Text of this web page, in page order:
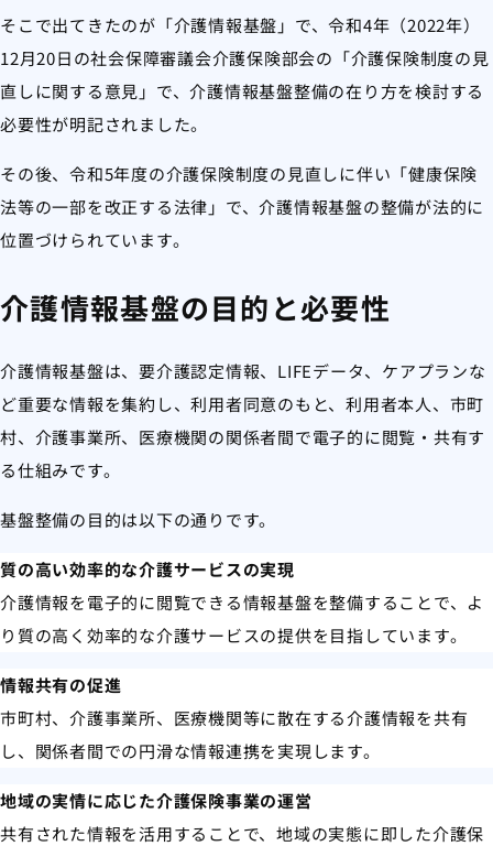
そこで出てきたのが「介護情報基盤」で、令和4年（2022年）
12月20日の社会保障審議会介護保険部会の「介護保険制度の見
直しに関する意見」で、介護情報基盤整備の在り方を検討する
必要性が明記されました。
その後、令和5年度の介護保険制度の見直しに伴い「健康保険
法等の一部を改正する法律」で、介護情報基盤の整備が法的に
位置づけられています。
介護情報基盤の目的と必要性
介護情報基盤は、要介護認定情報、LIFEデータ、ケアプランな
ど重要な情報を集約し、利用者同意のもと、利用者本人、市町
村、介護事業所、医療機関の関係者間で電子的に閲覧・共有す
る仕組みです。
基盤整備の目的は以下の通りです。
質の高い効率的な介護サービスの実現
介護情報を電子的に閲覧できる情報基盤を整備することで、よ
り質の高く効率的な介護サービスの提供を目指しています。
情報共有の促進
市町村、介護事業所、医療機関等に散在する介護情報を共有
し、関係者間での円滑な情報連携を実現します。
地域の実情に応じた介護保険事業の運営
共有された情報を活用することで、地域の実態に即した介護保